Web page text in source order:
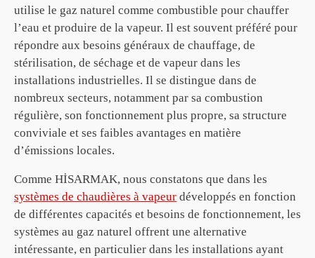
utilise le gaz naturel comme combustible pour chauffer
l’eau et produire de la vapeur. Il est souvent préféré pour
répondre aux besoins généraux de chauffage, de
stérilisation, de séchage et de vapeur dans les
installations industrielles. Il se distingue dans de
nombreux secteurs, notamment par sa combustion
régulière, son fonctionnement plus propre, sa structure
conviviale et ses faibles avantages en matière
d’émissions locales.
Comme HİSARMAK, nous constatons que dans les
systèmes de chaudières à vapeur développés en fonction
de différentes capacités et besoins de fonctionnement, les
systèmes au gaz naturel offrent une alternative
intéressante, en particulier dans les installations ayant